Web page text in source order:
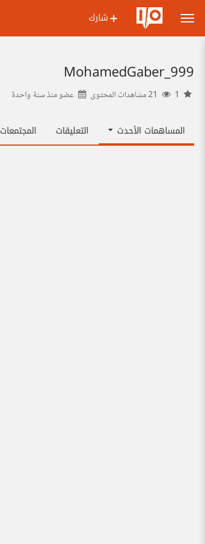
شارك
MohamedGaber_999
عضو منذسنة واحدة
المساهمات الأحدث التعليقات المجتمعات